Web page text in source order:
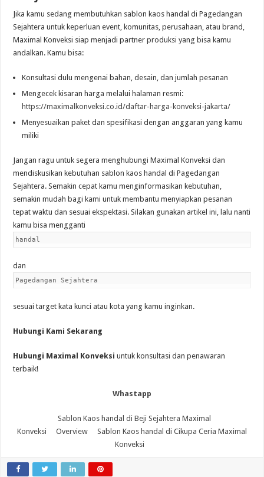
Jika kamu sedang membutuhkan sablon kaos handal di Pagedangan
Sejahtera untuk keperluan event, komunitas, perusahaan, atau brand,
Maximal Konveksi siap menjadi partner produksi yang bisa kamu
andalkan. Kamu bisa:
Konsultasi dulu mengenai bahan, desain, dan jumlah pesanan
Mengecek kisaran harga melalui halaman resmi:
https://maximalkonveksi.co.id/daftar-harga-konveksi-jakarta/
Menyesuaikan paket dan spesifikasi dengan anggaran yang kamu
miliki
Jangan ragu untuk segera menghubungi Maximal Konveksi dan
mendiskusikan kebutuhan sablon kaos handal di Pagedangan
Sejahtera. Semakin cepat kamu menginformasikan kebutuhan,
semakin mudah bagi kami untuk membantu menyiapkan pesanan
tepat waktu dan sesuai ekspektasi. Silakan gunakan artikel ini, lalu nanti
kamu bisa mengganti
handal
dan
Pagedangan Sejahtera
sesuai target kata kunci atau kota yang kamu inginkan.
Hubungi Kami Sekarang
Hubungi Maximal Konveksi untuk konsultasi dan penawaran
terbaik!
Whastapp
Sablon Kaos handal di Beji Sejahtera Maximal
Konveksi
Overview
Sablon Kaos handal di Cikupa Ceria Maximal
Konveksi